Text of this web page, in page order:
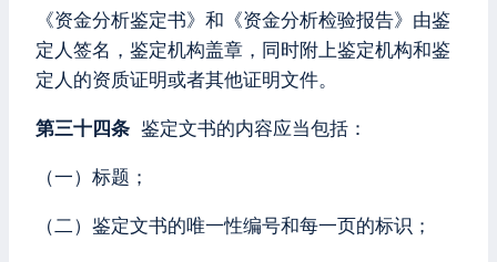
《资金分析鉴定书》和《资金分析检验报告》由鉴
定人签名，鉴定机构盖章，同时附上鉴定机构和鉴
定人的资质证明或者其他证明文件。
第三十四条 鉴定文书的内容应当包括：
（一）标题；
（二）鉴定文书的唯一性编号和每一页的标识；